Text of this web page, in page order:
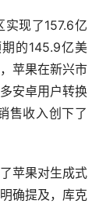
现了157.6亿
的145.9亿美
苹果在新兴市
安卓用户转换
售收入创下了
苹果对生成式
确提及，库克